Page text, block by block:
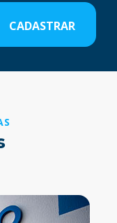
CADASTRAR